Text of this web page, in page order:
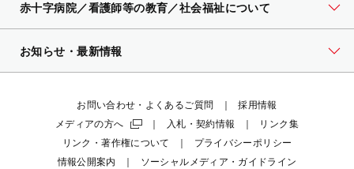
赤十字病院／看護師等の教育／社会福祉について
お知らせ・最新情報
お問い合わせ・よくあるご質問
採用情報
メディアの方へ
入札・契約情報
リンク集
リンク・著作権について
プライバシーポリシー
情報公開案内
ソーシャルメディア・ガイドライン